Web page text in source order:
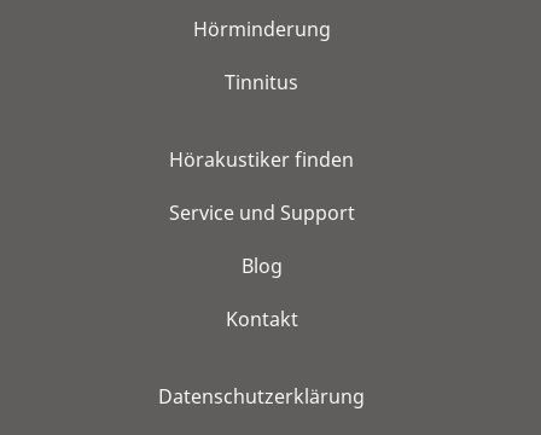
Hörminderung
Tinnitus
Hörakustiker finden
Service und Support
Blog
Kontakt
Datenschutzerklärung